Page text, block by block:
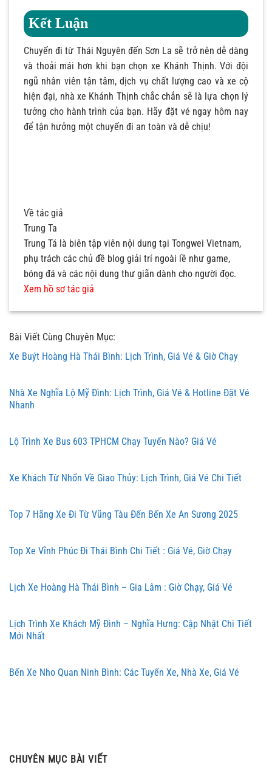
Kết Luận
Chuyến đi từ Thái Nguyên đến Sơn La sẽ trở nên dễ dàng
và thoải mái hơn khi bạn chọn xe Khánh Thịnh. Với đội
ngũ nhân viên tận tâm, dịch vụ chất lượng cao và xe cộ
hiện đại, nhà xe Khánh Thịnh chắc chắn sẽ là lựa chọn lý
tưởng cho hành trình của bạn. Hãy đặt vé ngay hôm nay
để tận hưởng một chuyến đi an toàn và dễ chịu!
Về tác giả
Trung Ta
Trung Tá là biên tập viên nội dung tại Tongwei Vietnam,
phụ trách các chủ đề blog giải trí ngoài lề như game,
bóng đá và các nội dung thư giãn dành cho người đọc.
Xem hồ sơ tác giả
Bài Viết Cùng Chuyên Mục:
Xe Buýt Hoàng Hà Thái Bình: Lịch Trình, Giá Vé & Giờ Chạy
Nhà Xe Nghĩa Lộ Mỹ Đình: Lịch Trình, Giá Vé & Hotline Đặt Vé
Nhanh
Lộ Trình Xe Bus 603 TPHCM Chạy Tuyến Nào? Giá Vé
Xe Khách Từ Nhổn Về Giao Thủy: Lịch Trình, Giá Vé Chi Tiết
Top 7 Hãng Xe Đi Từ Vũng Tàu Đến Bến Xe An Sương 2025
Top Xe Vĩnh Phúc Đi Thái Bình Chi Tiết : Giá Vé, Giờ Chạy
Lịch Xe Hoàng Hà Thái Bình – Gia Lâm : Giờ Chạy, Giá Vé
Lịch Trình Xe Khách Mỹ Đình – Nghĩa Hưng: Cập Nhật Chi Tiết
Mới Nhất
Bến Xe Nho Quan Ninh Bình: Các Tuyến Xe, Nhà Xe, Giá Vé
CHUYÊN MỤC BÀI VIẾT